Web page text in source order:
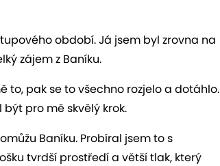
období. Já jsem byl zrovna na
zájem z Baníku.
to, pak se to všechno rozjelo a dotáhlo.
pro mě skvělý krok.
Baníku. Probíral jsem to s
tvrdší prostředí a větší tlak, který